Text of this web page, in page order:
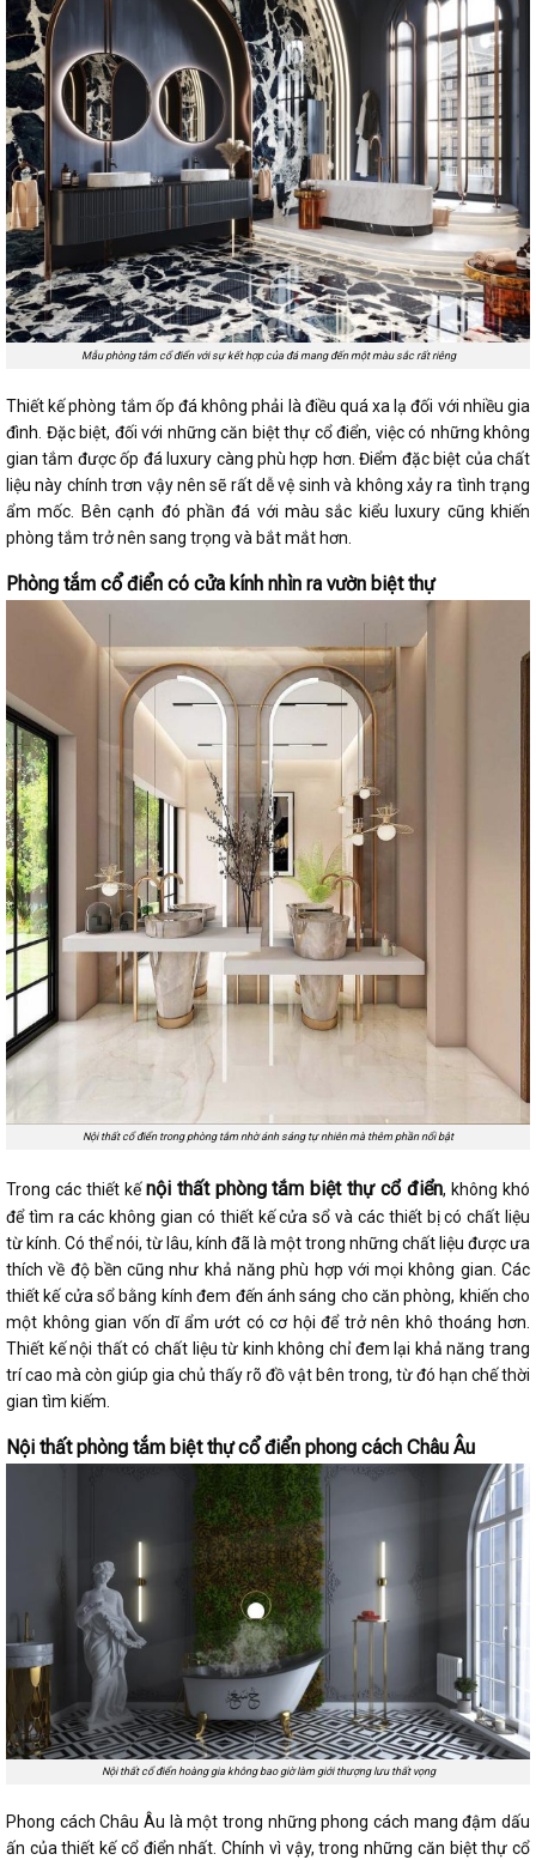
Mẫu phòng tắm cổ điển với sự kết hợp của đá mang đến một màu sắc rất riêng
Thiết kế phòng tắm ốp đá không phải là điều quá xa lạ đối với nhiều gia
đình. Đặc biệt, đối với những căn biệt thự cổ điển, việc có những không
gian tắm được ốp đá luxury càng phù hợp hơn. Điểm đặc biệt của chất
liệu này chính trơn vậy nên sẽ rất dễ vệ sinh và không xảy ra tình trạng
ẩm mốc. Bên cạnh đó phần đá với màu sắc kiểu luxury cũng khiến
phòng tắm trở nên sang trọng và bắt mắt hơn.
Phòng tắm cổ điển có cửa kính nhìn ra vườn biệt thự
Nội thất cổ điển trong phòng tắm nhờ ánh sáng tự nhiên mà thêm phần nổi bật
Trong các thiết kếnội thất phòng tắm biệt thự cổ điển, không khó
để tìm ra các không gian có thiết kế cửa sổ và các thiết bị có chất liệu
từ kính. Có thể nói, từ lâu, kính đã là một trong những chất liệu được ưa
thích về độ bền cũng như khả năng phù hợp với mọi không gian. Các
thiết kế cửa sổ bằng kính đem đến ánh sáng cho căn phòng, khiến cho
một không gian vốn dĩ ẩm ướt có cơ hội để trở nên khô thoáng hơn.
Thiết kế nội thất có chất liệu từ kinh không chỉ đem lại khả năng trang
trí cao mà còn giúp gia chủ thấy rõ đồ vật bên trong, từ đó hạn chế thời
gian tìm kiếm.
Nội thất phòng tắm biệt thự cổ điển phong cách Châu Âu
Nội thất cổ điển hoàng gia không bao giờ làm giới thượng lưu thất vọng
Phong cách Châu Âu là một trong những phong cách mang đậm dấu
ấn của thiết kế cổ điển nhất. Chính vì vậy, trong những căn biệt thự cổ